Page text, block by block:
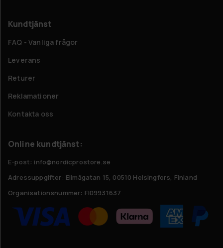
Kundtjänst
FAQ - Vanliga frågor
Leverans
Returer
Reklamationer
Kontakta oss
Online kundtjänst:
E-post: info@nordicprostore.se
Adressuppgifter: Elimägatan 15, 00510 Helsingfors, Finland
Organisationsnummer: FI09931637